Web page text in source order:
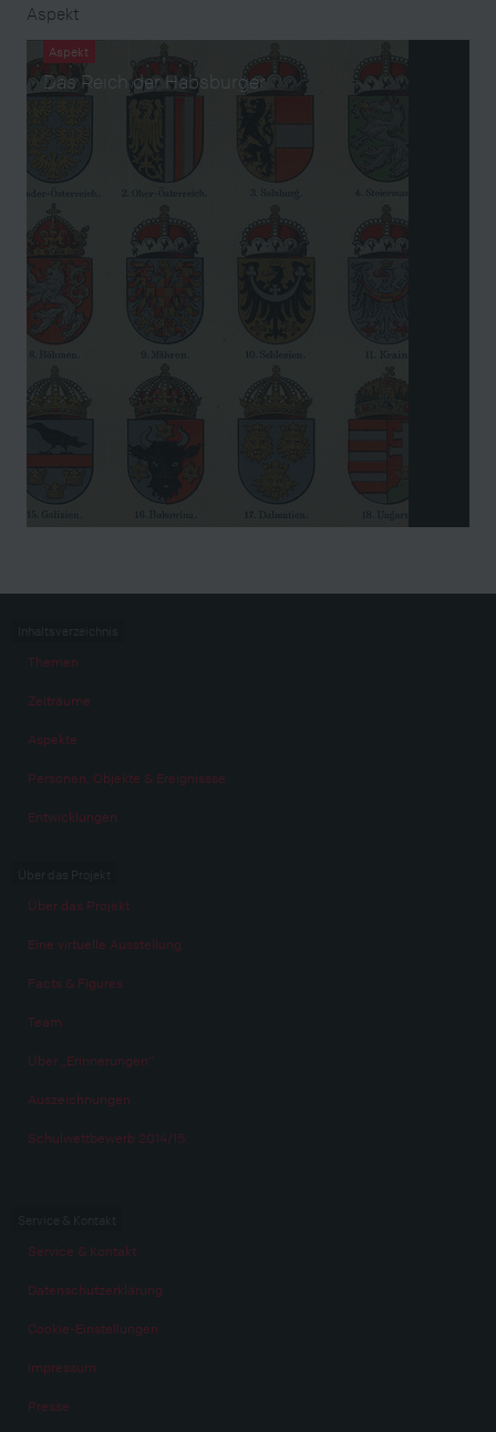
Aspekt
Aspekt
Das Reich der Habsburger
Themen
Zeiträume
Aspekte
Personen, Objekte & Ereignissse
Entwicklungen
Über das Projekt
Eine virtuelle Ausstellung
Facts & Figures
Team
Über „Erinnerungen“
Auszeichnungen
Schulwettbewerb 2014/15
Service & Kontakt
Datenschutzerklärung
Cookie-Einstellungen
Impressum
Presse